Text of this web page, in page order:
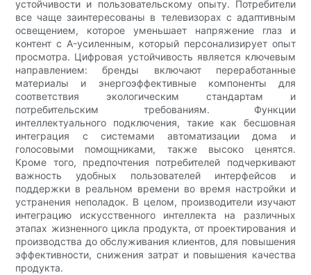
устойчивости и пользовательскому опыту. Потребители
все чаще заинтересованы в телевизорах с адаптивным
освещением, которое уменьшает напряжение глаз и
контент с A-усиленным, который персонализирует опыт
просмотра. Цифровая устойчивость является ключевым
направлением: бренды включают переработанные
материалы и энергоэффективные компоненты для
соответствия экологическим стандартам и
потребительским требованиям. Функции
интеллектуального подключения, такие как бесшовная
интеграция с системами автоматизации дома и
голосовыми помощниками, также высоко ценятся.
Кроме того, предпочтения потребителей подчеркивают
важность удобных пользователей интерфейсов и
поддержки в реальном времени во время настройки и
устранения неполадок. В целом, производители изучают
интеграцию искусственного интеллекта на различных
этапах жизненного цикла продукта, от проектирования и
производства до обслуживания клиентов, для повышения
эффективности, снижения затрат и повышения качества
продукта.